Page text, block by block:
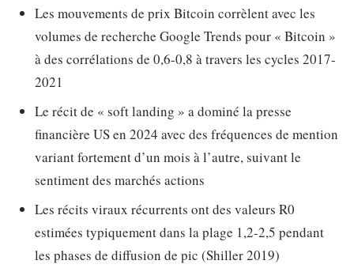
Les mouvements de prix Bitcoin corrèlent avec les
volumes de recherche Google Trends pour « Bitcoin »
à des corrélations de 0,6-0,8 à travers les cycles 2017-
2021
Le récit de « soft landing » a dominé la presse
financière US en 2024 avec des fréquences de mention
variant fortement d’un mois à l’autre, suivant le
sentiment des marchés actions
Les récits viraux récurrents ont des valeurs R0
estimées typiquement dans la plage 1,2-2,5 pendant
les phases de diffusion de pic (Shiller 2019)